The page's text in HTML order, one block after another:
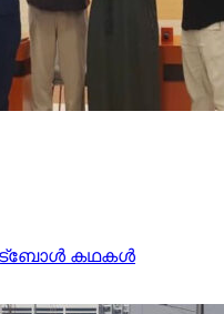
കഥകൾ